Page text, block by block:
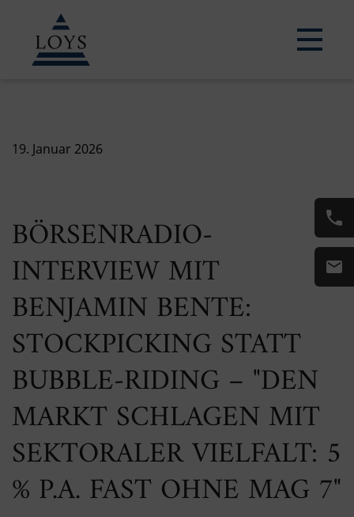
19. Januar 2026
BÖRSENRADIO-
INTERVIEW MIT
BENJAMIN BENTE:
STOCKPICKING STATT
BUBBLE-RIDING – "DEN
MARKT SCHLAGEN MIT
SEKTORALER VIELFALT: 5
% P.A. FAST OHNE MAG 7"